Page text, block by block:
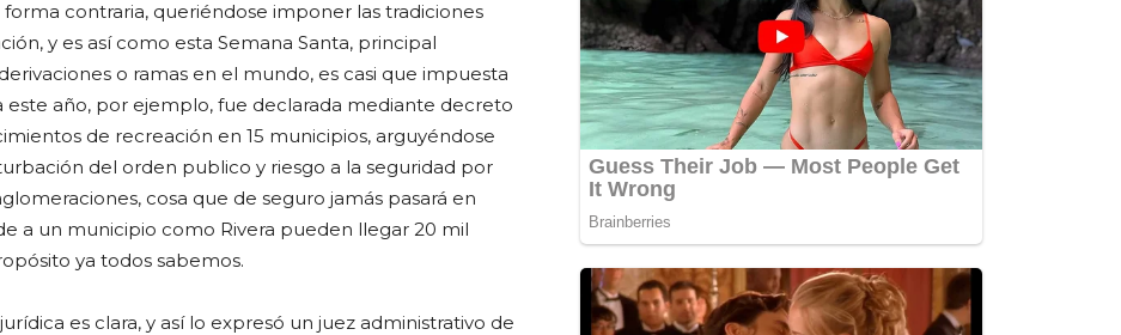
contraria, queriéndose imponer las tradiciones
y es así como esta Semana Santa, principal
o ramas en el mundo, es casi que impuesta
año, por ejemplo, fue declarada mediante decreto
de recreación en 15 municipios, arguyéndose
del orden publico y riesgo a la seguridad por
cosa que de seguro jamás pasará en
a un municipio como Rivera pueden llegar 20 mil
ya todos sabemos.
es clara, y así lo expresó un juez administrativo de